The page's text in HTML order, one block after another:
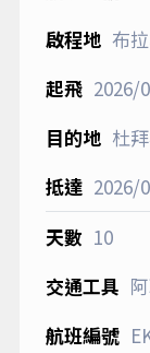
布
2026/
杜
2026/
10